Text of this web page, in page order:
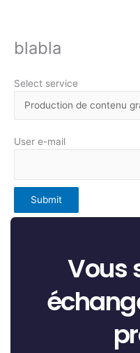
blabla
Select service
User e-mail
Submit
Vous